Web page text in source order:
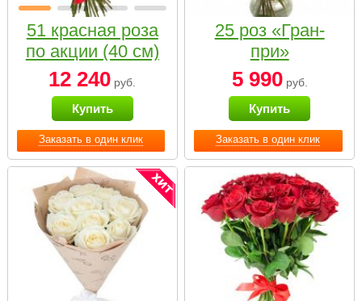
Заказать в один клик
51 красная роза
по акции (40 см)
12 240 руб.
Купить
Заказать в один клик
25 роз «Гран-
при»
5 990руб.
Купить